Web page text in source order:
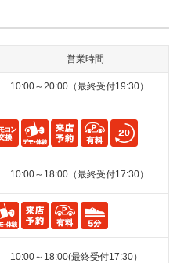
営業時間
10:00～20:00（最終受付19:30）
10:00～18:00（最終受付17:30）
10:00～18:00(最終受付17:30）